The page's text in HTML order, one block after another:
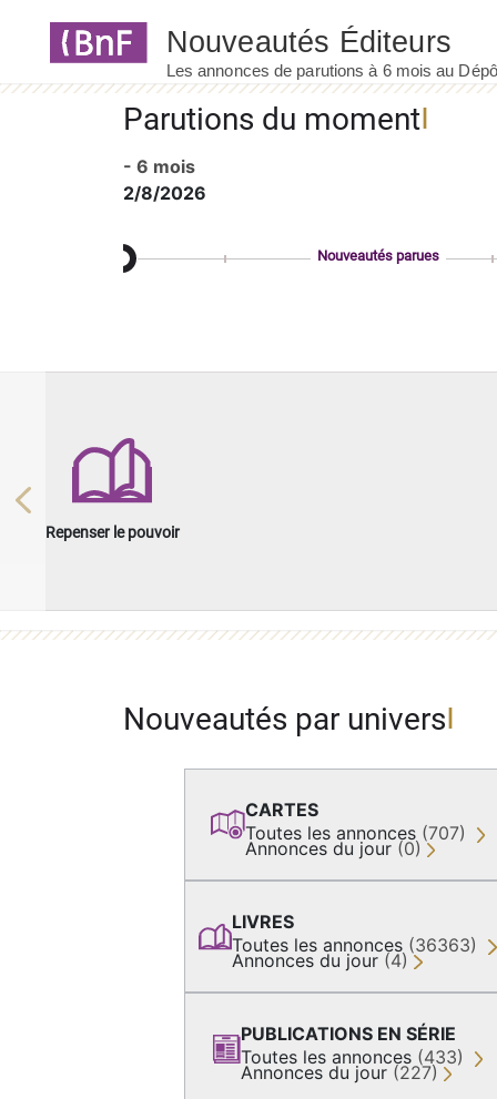
Parutions du moment
- 6 mois
2/8/2026
Nouveautés parues
Repenser le pouvoir
Previous
Nouveautés par univers
CARTES
Toutes les annonces (707)
Annonces du jour (0)
LIVRES
Toutes les annonces (36363)
Annonces du jour (4)
PUBLICATIONS EN SÉRIE
Toutes les annonces (433)
Annonces du jour (227)